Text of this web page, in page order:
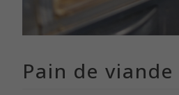
Pain de viande